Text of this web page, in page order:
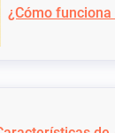
¿Cómo